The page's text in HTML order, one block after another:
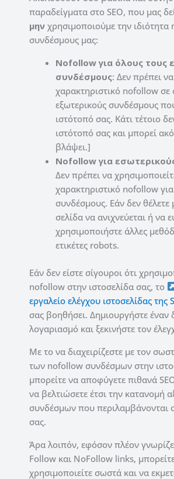
παραδείγματα στο SEO, που μας
μην χρησιμοποιούμε την
συνδέσμους μας:
Nofollow για όλους τους
συνδέσμους: Δεν πρέπει
χαρακτηριστικό nofollow σε
εξωτερικούς συνδέσμους
ιστότοπό σας. Κάτι τέτοιο
ιστότοπό σας και μπορεί
βλάψει.]
Nofollow για
Δεν πρέπει να
χαρακτηριστικό nofollow
συνδέσμους. Εάν δεν θέλετε
σελίδα να ανιχνεύεται ή να
χρησιμοποιήστε άλλες
ετικέτες robots.
Εάν δεν είστε σίγουροι ότι
nofollow στην ιστοσελίδα σας, το
εργαλείο ελέγχου ιστοσελίδας της
σας βοηθήσει. Δημιουργήστε έναν
λογαριασμό και ξεκινήστε τον
Με το να διαχειρίζεστε με τον
των nofollow συνδέσμων στην
μπορείτε να αποφύγετε πιθανά
να βελτιώσετε έτσι την κατανομή
συνδέσμων που περιλαμβάνονται
σας.
Άρα λοιπόν, εφόσον πλέον
Follow και NoFollow links,
χρησιμοποιείτε σωστά και να